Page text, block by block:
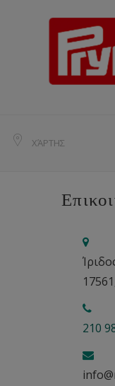
ΧΆΡΤΗΣ
210